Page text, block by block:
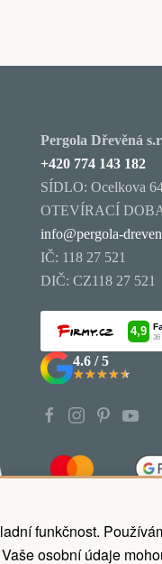
funkčnost.
osobní údaje
Pergola Dřevěná
+420 774 143 182
SÍDLO: Ocelkova
OTEVÍRACÍ
info@pergola-
IČ: 118 27 521
DIČ: CZ118 27 521
4.6 / 5
★★★★★
★★★★★
odložené platby.